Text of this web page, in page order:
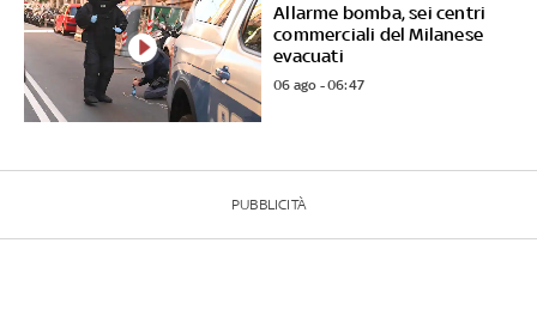
Allarme bomba, sei centri
commerciali del Milanese
evacuati
06 ago - 06:47
PUBBLICITÀ